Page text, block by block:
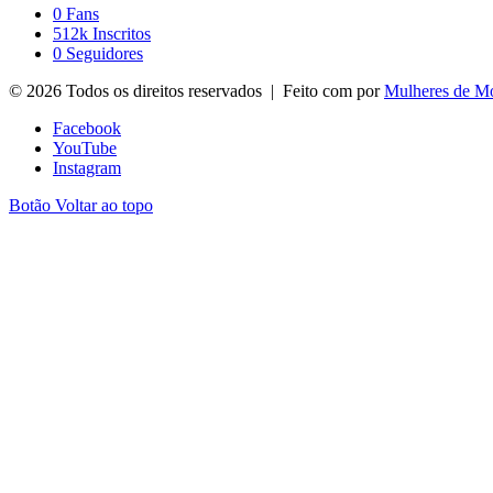
0 Fans
512k Inscritos
0 Seguidores
© 2026 Todos os direitos reservados | Feito com porMulheres de
Facebook
YouTube
Instagram
Botão Voltar ao topo